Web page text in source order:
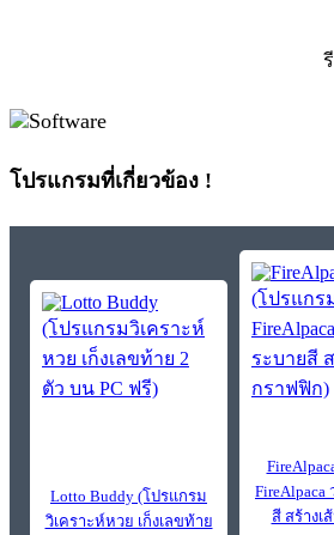
โปรแกรมที่เกี่ยวข้อง !
Lotto Buddy (โปรแกรม
วิเคราะห์หวย เก็งเลขท้าย
FireAlpaca
สี สร้างเ